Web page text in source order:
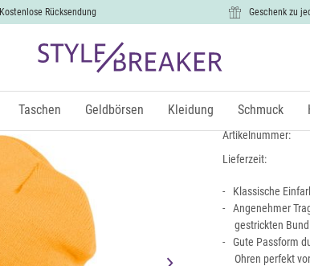
Kostenlose Rücksendung Geschenk zu
Taschen Geldbörsen Kleidung Schmuck
Kinder
9,99 €
inkl.
Artikelnummer:
Lieferzeit:
Klassische
Angenehmer
gestrickten Bund
Gute Passform
Ohren perfekt